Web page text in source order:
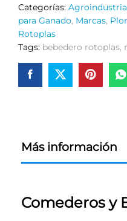
Categorías: Agroindustria
para Ganado, Marcas,
Rotoplas
Tags: bebedero rotoplas,
Más información
Comederos y